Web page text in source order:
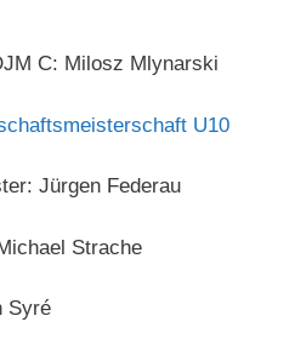
C: Milosz Mlynarski
U10
Jürgen Federau
Strache
Syré